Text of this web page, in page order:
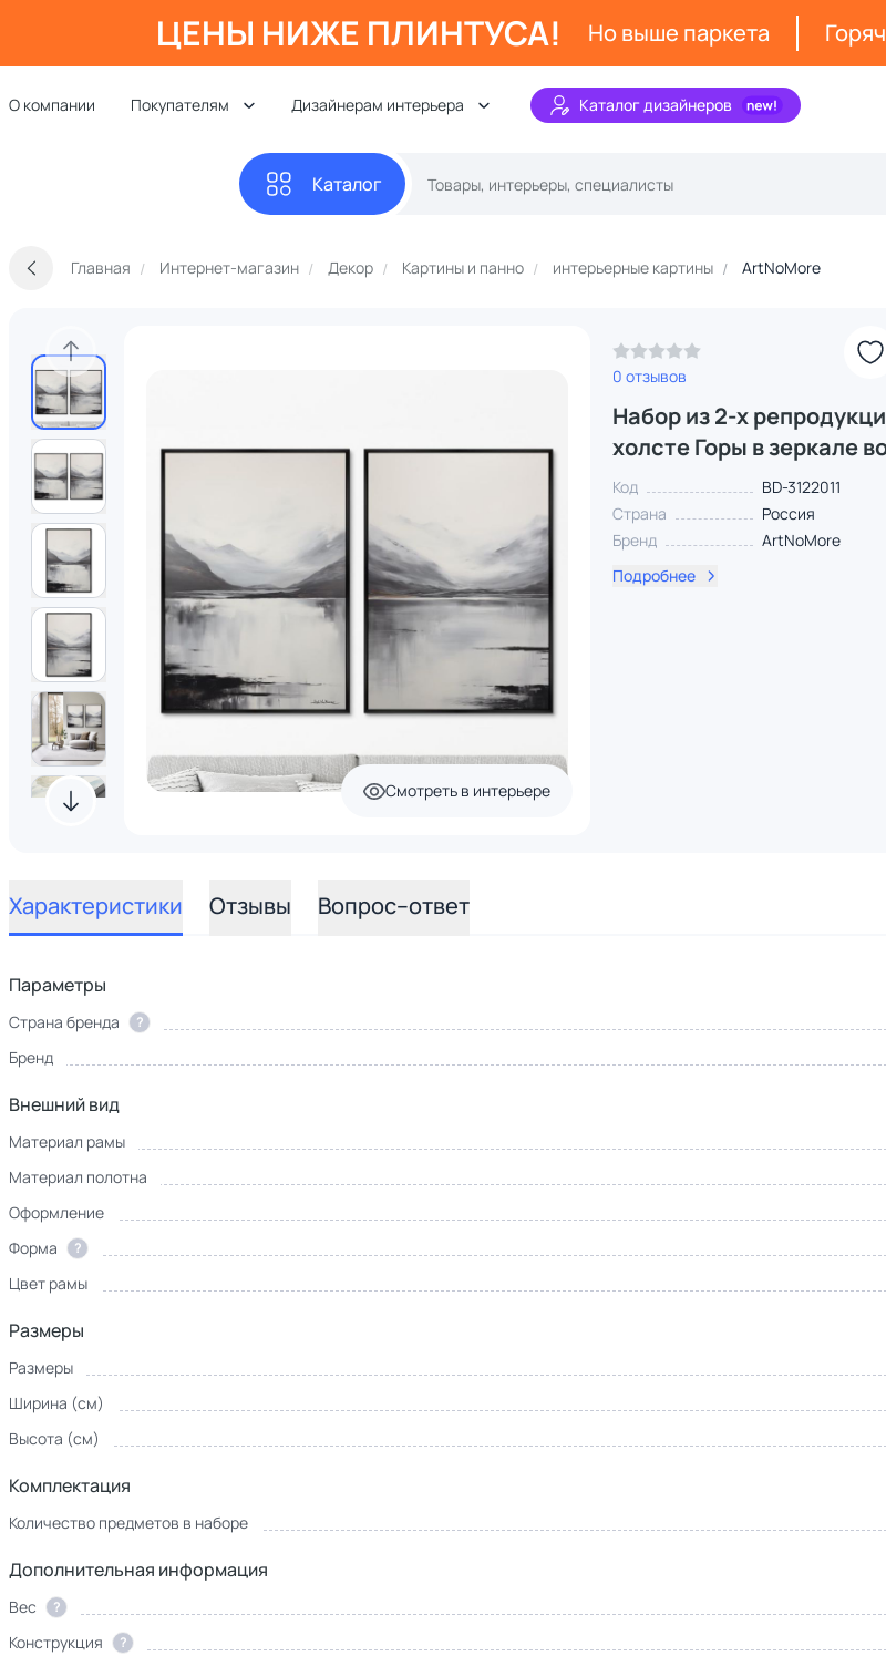
ЦЕНЫ НИЖЕ ПЛИНТУСА! Но выше паркета
О компании Покупателям Дизайнерам интерьера Каталог дизайнеров
Каталог
Главная Интернет-магазин Декор Картины и панно интерьерные картины ArtNoMore
Смотреть в интерьере
0 отзывов
Набор из 2-х
холсте Горы в зеркале
Код
BD-3122011
Страна
Россия
Бренд
ArtNoMore
Подробнее
Характеристики Отзывы Вопрос–ответ
Параметры
Страна бренда ?
Бренд
Внешний вид
Материал рамы
Материал полотна
Оформление
Форма
?
Цвет рамы
Размеры
Размеры
Ширина (см)
Высота (см)
Комплектация
Количество предметов в наборе
Дополнительная информация
Вес ?
Конструкция
?